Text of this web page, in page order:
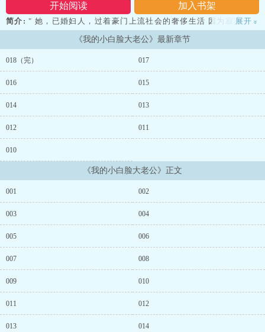
开始阅读 加入书架
简介: " 她，已婚妇人，过着豪门上流社会的奢侈生活 因为寂寞，上
了一趟牛郎店，然…… “女人，我要当小白脸！” 有钱可以随处砸，
但，貌似，她没包过小白脸 因为刺激，她，决定包了他…… 诙谐
版.....
展开 »
《我的小白脸大老公》最新章节
018（完） 017
016 015
014 013
012 011
010
《我的小白脸大老公》正文
001 002
003 004
005 006
007 008
009 010
011 012
013 014